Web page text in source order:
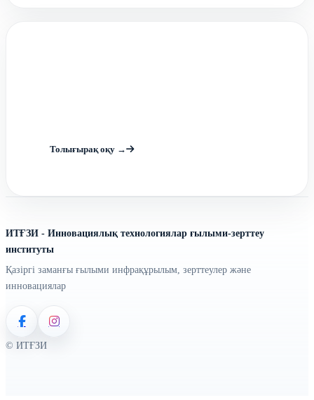
Толығырақ оқу →
ИТҒЗИ - Инновациялық технологиялар ғылыми-зерттеу
институты
Қазіргі заманғы ғылыми инфрақұрылым, зерттеулер және
инновациялар
© ИТҒЗИ